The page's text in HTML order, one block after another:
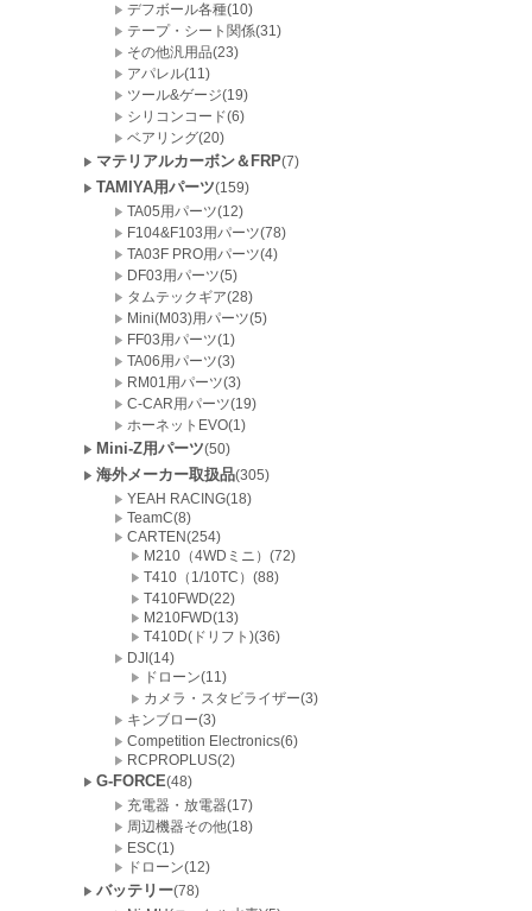
デフボール各種(10)
テープ・シート関係(31)
その他汎用品(23)
アパレル(11)
ツール&ゲージ(19)
シリコンコード(6)
ベアリング(20)
マテリアルカーボン＆FRP(7)
TAMIYA用パーツ(159)
TA05用パーツ(12)
F104&F103用パーツ(78)
TA03F PRO用パーツ(4)
DF03用パーツ(5)
タムテックギア(28)
Mini(M03)用パーツ(5)
FF03用パーツ(1)
TA06用パーツ(3)
RM01用パーツ(3)
C-CAR用パーツ(19)
ホーネットEVO(1)
Mini-Z用パーツ(50)
海外メーカー取扱品(305)
YEAH RACING(18)
TeamC(8)
CARTEN(254)
M210（4WDミニ）(72)
T410（1/10TC）(88)
T410FWD(22)
M210FWD(13)
T410D(ドリフト)(36)
DJI(14)
ドローン(11)
カメラ・スタビライザー(3)
キンブロー(3)
Competition Electronics(6)
RCPROPLUS(2)
G-FORCE(48)
充電器・放電器(17)
周辺機器その他(18)
ESC(1)
ドローン(12)
バッテリー(78)